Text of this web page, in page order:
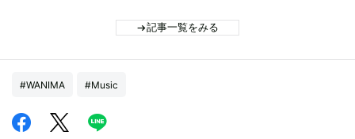
記事一覧をみる
#WANIMA #Music